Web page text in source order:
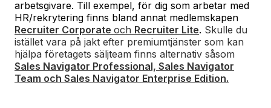
arbetsgivare. Till exempel, för dig som arbetar med
HR/rekrytering finns bland annat medlemskapen
Recruiter Corporate och Recruiter Lite. Skulle du
istället vara på jakt efter premiumtjänster som kan
hjälpa företagets säljteam finns alternativ såsom
Sales Navigator Professional, Sales Navigator
Team och Sales Navigator Enterprise Edition.